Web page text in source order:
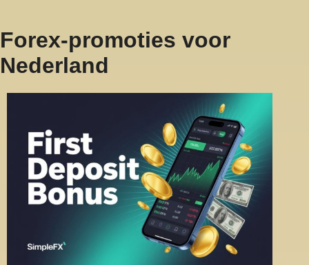
Forex-promoties voor
Nederland